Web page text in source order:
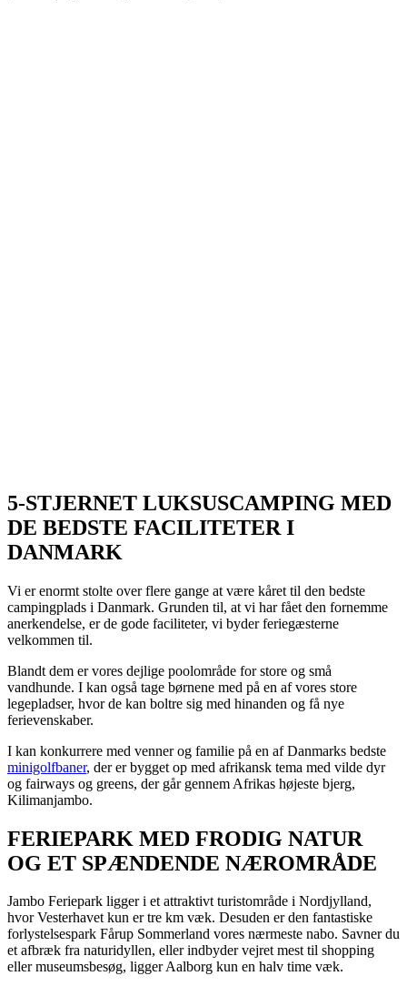
5-STJERNET LUKSUSCAMPING MED
DE BEDSTE FACILITETER I
DANMARK
Vi er enormt stolte over flere gange at være kåret til den bedste
campingplads i Danmark. Grunden til, at vi har fået den fornemme
anerkendelse, er de gode faciliteter, vi byder feriegæsterne
velkommen til.
Blandt dem er vores dejlige poolområde for store og små
vandhunde. I kan også tage børnene med på en af vores store
legepladser, hvor de kan boltre sig med hinanden og få nye
ferievenskaber.
I kan konkurrere med venner og familie på en af Danmarks bedste
minigolfbaner, der er bygget op med afrikansk tema med vilde dyr
og fairways og greens, der går gennem Afrikas højeste bjerg,
Kilimanjambo.
FERIEPARK MED FRODIG NATUR
OG ET SPÆNDENDE NÆROMRÅDE
Jambo Feriepark ligger i et attraktivt turistområde i Nordjylland,
hvor Vesterhavet kun er tre km væk. Desuden er den fantastiske
forlystelsespark Fårup Sommerland vores nærmeste nabo. Savner du
et afbræk fra naturidyllen, eller indbyder vejret mest til shopping
eller museumsbesøg, ligger Aalborg kun en halv time væk.